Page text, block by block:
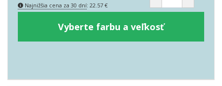
Najnižšia cena za 30 dní: 22.57 €
Vyberte farbu a veľkosť